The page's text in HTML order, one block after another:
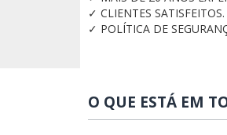
✓ CLIENTES SATISFEITOS.
✓ POLÍTICA DE
O QUE ESTÁ EM